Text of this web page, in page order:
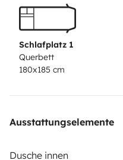
Schlafplatz 1
Querbett
180x185 cm
Ausstattungselemente
Dusche innen